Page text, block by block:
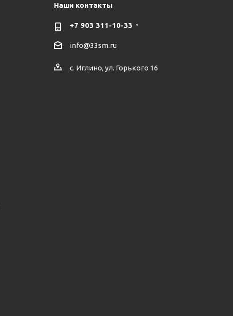
Наши контакты
+7 903 311-10-33
info@33sm.ru
с. Иглино, ул. Горького 16